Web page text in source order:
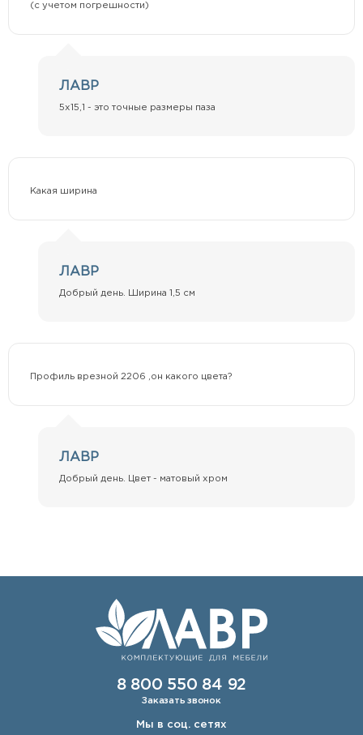
(с учетом погрешности)
ЛАВР
5х15,1 - это точные размеры паза
Какая ширина
ЛАВР
Добрый день. Ширина 1,5 см
Профиль врезной 2206 ,он какого цвета?
ЛАВР
Добрый день. Цвет - матовый хром
8 800 550 84 92
Заказать звонок
Мы в соц. сетях